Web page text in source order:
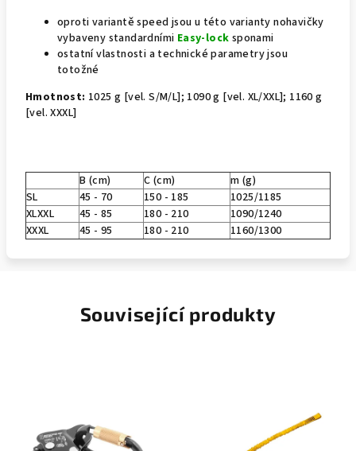
oproti variantě speed jsou u této varianty nohavičky
vybaveny standardními Easy-lock sponami
ostatní vlastnosti a technické parametry jsou
totožné
Hmotnost: 1025 g [vel. S/M/L]; 1090 g [vel. XL/XXL]; 1160 g
[vel. XXXL]
B (cm) C (cm)
m (g)
SL
45 - 70 150 - 185
1025/1185
XLXXL
45 - 85 180 - 210
1090/1240
XXXL
45 - 95 180 - 210 1160/1300
Související produkty